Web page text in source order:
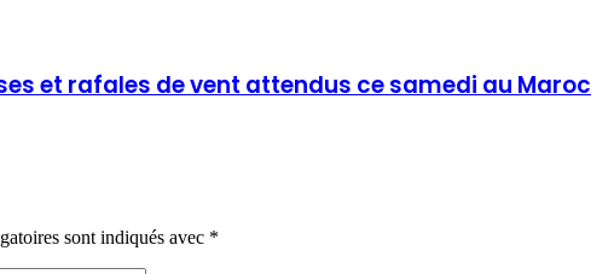
et rafales de vent attendus ce samedi au Maroc
sont indiqués avec *